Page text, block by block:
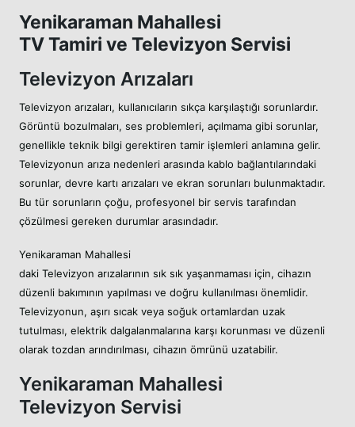
Yenikaraman Mahallesi
TV Tamiri ve Televizyon Servisi
Televizyon Arızaları
Televizyon arızaları, kullanıcıların sıkça karşılaştığı sorunlardır.
Görüntü bozulmaları, ses problemleri, açılmama gibi sorunlar,
genellikle teknik bilgi gerektiren tamir işlemleri anlamına gelir.
Televizyonun arıza nedenleri arasında kablo bağlantılarındaki
sorunlar, devre kartı arızaları ve ekran sorunları bulunmaktadır.
Bu tür sorunların çoğu, profesyonel bir servis tarafından
çözülmesi gereken durumlar arasındadır.
Yenikaraman Mahallesi
daki Televizyon arızalarının sık sık yaşanmaması için, cihazın
düzenli bakımının yapılması ve doğru kullanılması önemlidir.
Televizyonun, aşırı sıcak veya soğuk ortamlardan uzak
tutulması, elektrik dalgalanmalarına karşı korunması ve düzenli
olarak tozdan arındırılması, cihazın ömrünü uzatabilir.
Yenikaraman Mahallesi
Televizyon Servisi